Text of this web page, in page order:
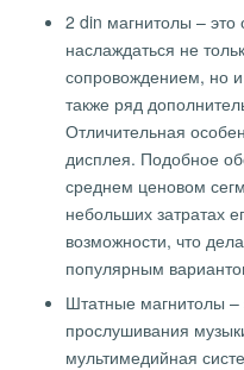
2 din магнитолы – это
наслаждаться не
сопровождением, но и
также ряд
Отличительная
дисплея. Подобное
среднем ценовом
небольших затратах
возможности, что
популярным
Штатные магнитолы –
прослушивания
мультимедийная